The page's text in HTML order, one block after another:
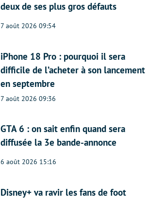
deux de ses plus gros défauts
7 août 2026 09:54
iPhone 18 Pro : pourquoi il sera
difficile de l’acheter à son lancement
en septembre
7 août 2026 09:36
GTA 6 : on sait enfin quand sera
diffusée la 3e bande-annonce
6 août 2026 15:16
Disney+ va ravir les fans de foot